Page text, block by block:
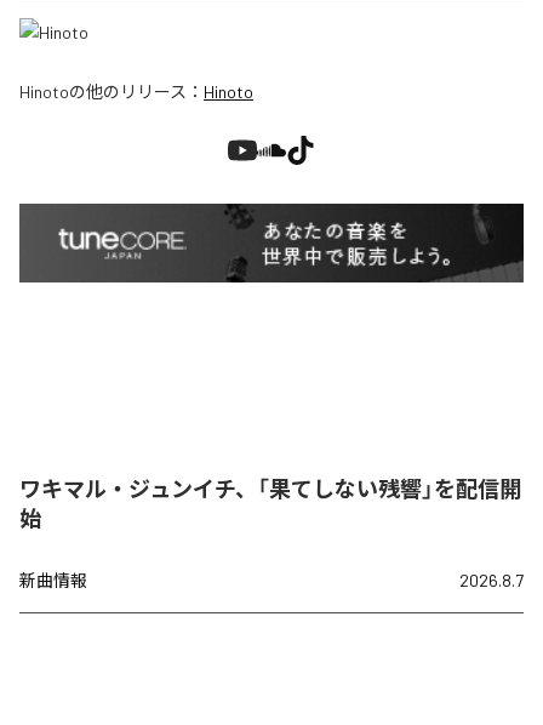
Hinotoの他のリリース： Hinoto
ワキマル・ジュンイチ、「果てしない残響」を配信開
始
新曲情報 2026.8.7